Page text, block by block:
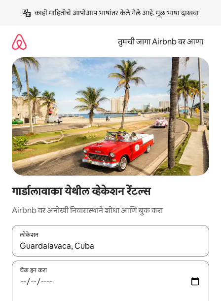
काही माहितीचे आपोआप भाषांतर केले गेले आहे. मूळ भाषा दाखवा
तुमची जागा Airbnb वर आणा
गार्डालावाका येथील व्हेकेशन रेंटल्स
Airbnb वर अनोखी निवासस्थाने शोधा आणि बुक करा
लोकेशन
जेव्हा परिणाम उपलब्ध असतील, तेव्हा वरच्या आणि खाली बाणांच्या किजसह
चेक इन करा